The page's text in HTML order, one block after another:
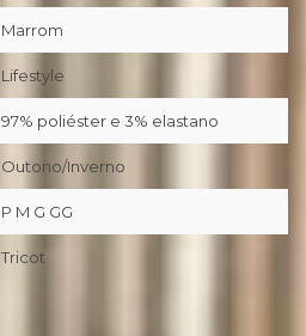
Marrom
Lifestyle
97% poliéster e 3% elastano
Outono/Inverno
P M G GG
Tricot